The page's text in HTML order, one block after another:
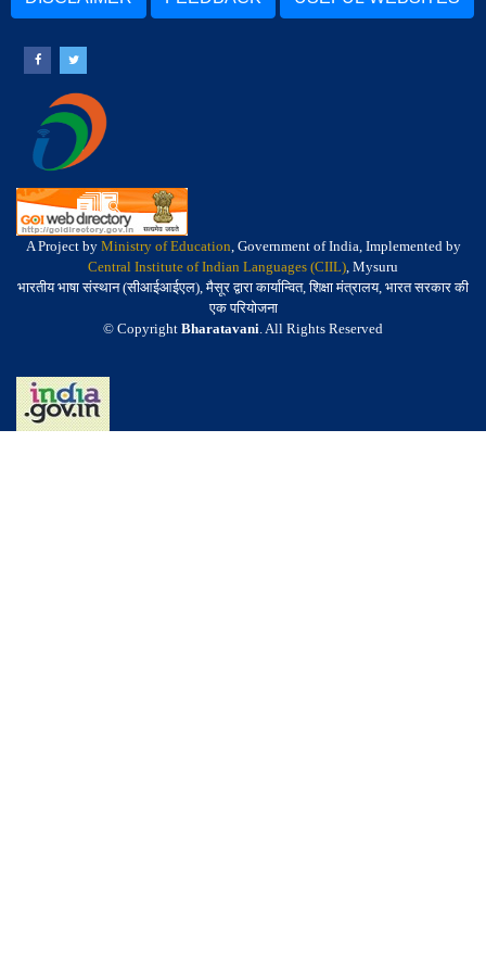
A Project by Ministry of Education, Government of India, Implemented by
Central Institute of Indian Languages (CIIL), Mysuru
भारतीय भाषा संस्थान (सीआईआईएल), मैसूर द्वारा कार्यान्वित, शिक्षा मंत्रालय, भारत सरकार की
एक परियोजना
© Copyright Bharatavani. All Rights Reserved